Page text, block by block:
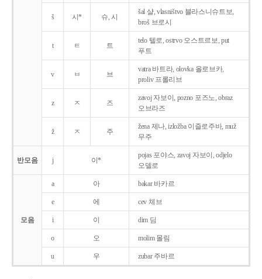
š 시* 슈, 시
šal 샬, vlasništvo 블라스니슈트보,
broš 브로시
t ㅌ 트
telo 텔로, ostrvo 오스트르보, put
푸트
v ㅂ 브
vatra 바트라, olovka 올로브카,
proliv 프롤리브
z ㅈ 즈
zavoj 자보이, pozno 포즈노, obraz
오브라즈
ž ㅈ 주
žena 제나, izložba 이즐로주바, muž
무주
반모음 j 이*
pojas 포야스, zavoj 자보이, odjelo
오델로
모음
a 아 bakar 바카르
e 에 cev 체브
i 이 dim 딤
o 오 molim 몰림
u 우 zubar 주바르